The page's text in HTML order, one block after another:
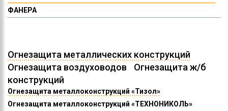
ФАНЕРА
Огнезащита металлических конструкций
Огнезащита воздуховодов
Огнезащита ж/б
конструкций
Огнезащита металлоконструкций «Тизол»
Огнезащита металлоконструкций «ТЕХНОНИКОЛЬ»